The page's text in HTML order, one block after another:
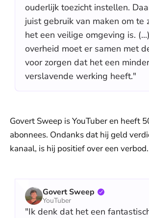
ouderlijk toezicht instellen.
juist gebruik van maken om te
het een veilige omgeving is.
overheid moet er samen met
voor zorgen dat het een minder
verslavende werking heeft."
Govert Sweep is YouTuber en heeft
abonnees. Ondanks dat hij geld
kanaal, is hij positief over een verbod.
Govert Sweep
YouTuber
"Ik denk dat het een